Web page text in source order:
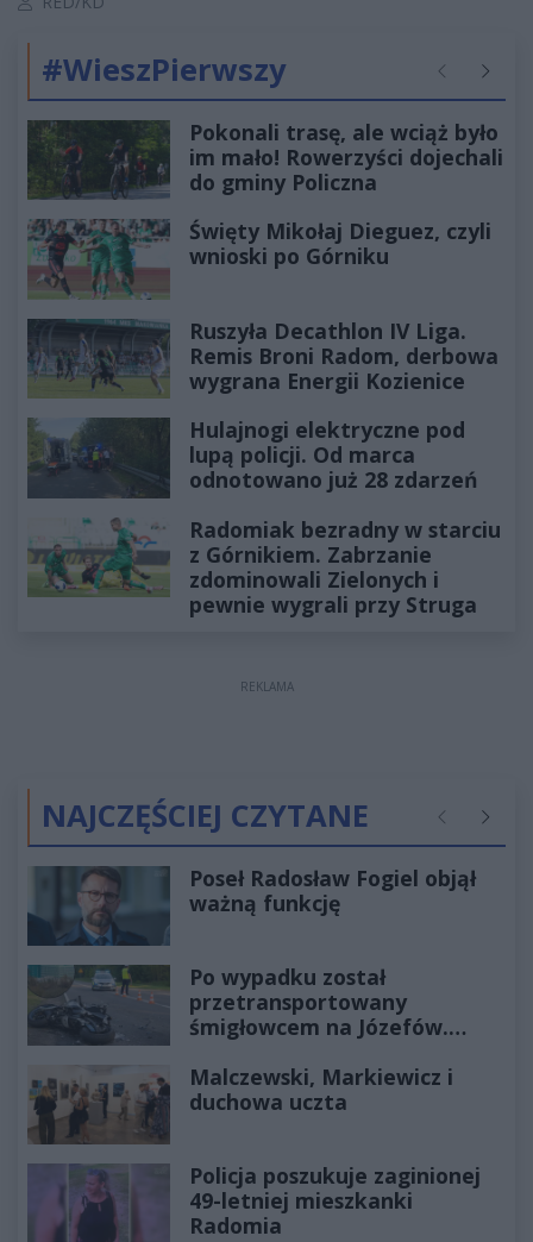
#WieszPierwszy Poprzednie
Pokonali trasę, ale wciąż było
im mało! Rowerzyści dojechali
do gminy Policzna
Święty Mikołaj Dieguez, czyli
wnioski po Górniku
Ruszyła Decathlon IV Liga.
Remis Broni Radom, derbowa
wygrana Energii Kozienice
Hulajnogi elektryczne pod
lupą policji. Od marca
odnotowano już 28 zdarzeń
Radomiak bezradny w starciu
z Górnikiem. Zabrzanie
zdominowali Zielonych i
pewnie wygrali przy Struga
REKLAMA
NAJCZĘŚCIEJ CZYTANE Poprzednie
Poseł Radosław Fogiel objął
ważną funkcję
Po wypadku został
przetransportowany
śmigłowcem na Józefów.
Malczewski, Markiewicz i
duchowa uczta
Policja poszukuje zaginionej
49-letniej mieszkanki
Radomia